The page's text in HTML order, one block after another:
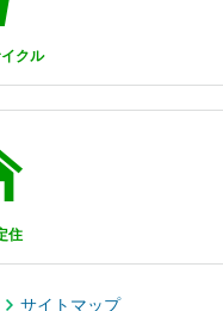
クル
住
サイトマップ